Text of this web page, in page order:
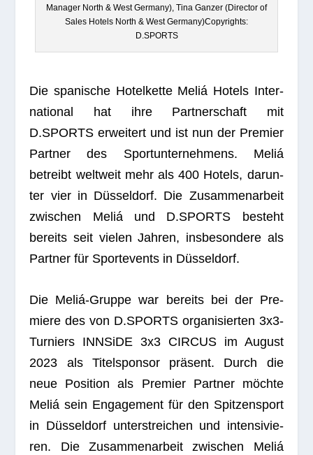
Mana­ger North & West Ger­many), Tina Gan­zer (Direc­tor of
Sales Hotels North & West Germany)Copyrights:
D.SPORTS
Die spa­ni­sche Hotel­kette Meliá Hotels Inter­
na­tio­nal hat ihre Part­ner­schaft mit
D.SPORTS erwei­tert und ist nun der Pre­mier
Part­ner des Sport­un­ter­neh­mens. Meliá
betreibt welt­weit mehr als 400 Hotels, dar­un­
ter vier in Düs­sel­dorf. Die Zusam­men­ar­beit
zwi­schen Meliá und D.SPORTS besteht
bereits seit vie­len Jah­ren, ins­be­son­dere als
Part­ner für Sport­events in Düsseldorf.
Die Meliá-Gruppe war bereits bei der Pre­
miere des von D.SPORTS orga­ni­sier­ten 3x3-
Tur­niers INN­SiDE 3x3 CIRCUS im August
2023 als Titel­spon­sor prä­sent. Durch die
neue Posi­tion als Pre­mier Part­ner möchte
Meliá sein Enga­ge­ment für den Spit­zen­sport
in Düs­sel­dorf unter­strei­chen und inten­si­vie­
ren. Die Zusam­men­ar­beit zwi­schen Meliá